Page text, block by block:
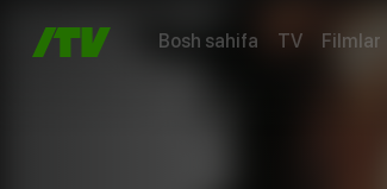
Bosh sahifa TV Filmlar